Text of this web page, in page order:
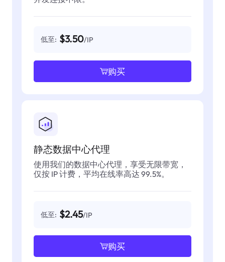
低至: $3.50/IP
购买
静态数据中心代理
使用我们的数据中心代理，享受无限带宽，
仅按 IP 计费，平均在线率高达 99.5%。
低至: $2.45/IP
购买